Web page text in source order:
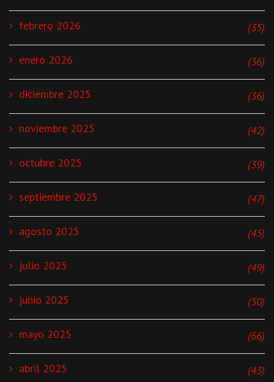
febrero 2026 (35)
enero 2026 (36)
diciembre 2025 (36)
noviembre 2025 (42)
octubre 2025 (39)
septiembre 2025 (47)
agosto 2025 (45)
julio 2025 (49)
junio 2025 (50)
mayo 2025 (66)
abril 2025 (43)